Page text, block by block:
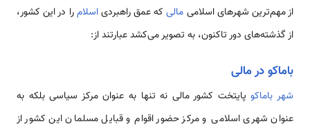
از مهم‌ترین شهرهای اسلامی ‌ مالیکه عمق راهبردیاسلامرا در این کشور،
از گذشته‌های دور تاکنون، به تصویر می‌کشد عبارتند از:
باماکو در مالی
شهر باماکوپایتخت کشور مالی نه تنها به عنوان مرکز سیاسی بلکه به
عنوان شهری اسلامی و مرکز حضور اقوام و قبایل مسلمان این کشور از